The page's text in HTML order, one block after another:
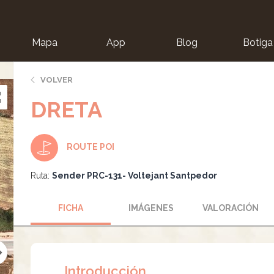
Mapa App Blog Botiga
VOLVER
DRETA
ROUTE POI
Ruta: Sender PRC-131- Voltejant Santpedor
FICHA IMÁGENES VALORACIÓN